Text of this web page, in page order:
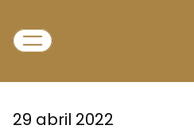
29 abril 2022